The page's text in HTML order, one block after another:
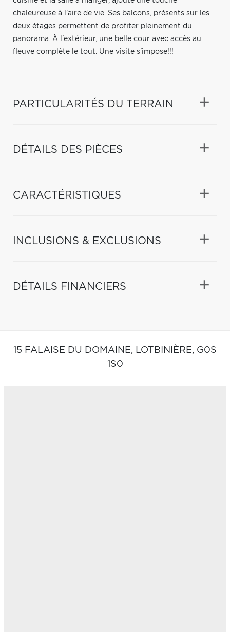
chaleureuse à l'aire de vie. Ses balcons, présents sur les
deux étages permettent de profiter pleinement du
panorama. À l'extérieur, une belle cour avec accès au
fleuve complète le tout. Une visite s'impose!!!
PARTICULARITÉS DU TERRAIN
DÉTAILS DES PIÈCES
CARACTÉRISTIQUES
INCLUSIONS & EXCLUSIONS
DÉTAILS FINANCIERS
15 FALAISE DU DOMAINE, LOTBINIÈRE, G0S
1S0